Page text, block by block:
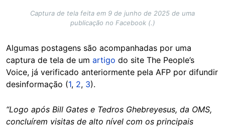
Captura de tela feita em 9 de junho de 2025 de uma
publicação no Facebook (.)
Algumas postagens são acompanhadas por uma
captura de tela de um artigo do site The People’s
Voice, já verificado anteriormente pela AFP por difundir
desinformação (1, 2, 3).
“Logo após Bill Gates e Tedros Ghebreyesus, da OMS,
concluírem visitas de alto nível com os principais